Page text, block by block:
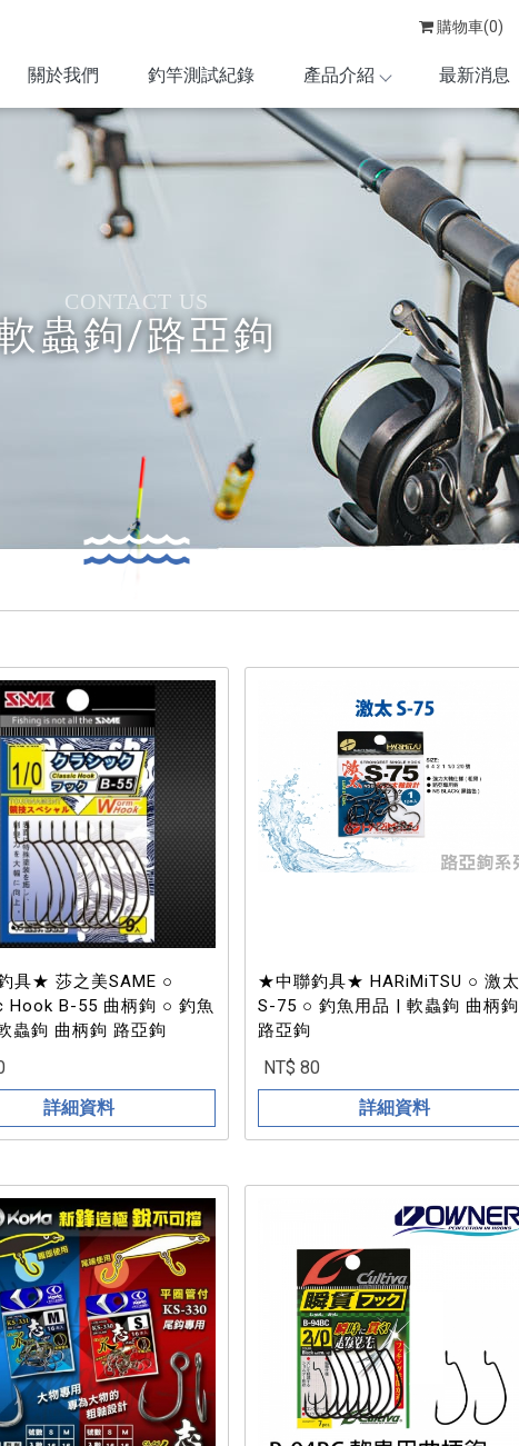
關於我們 釣竿測試紀錄 產品介紹 最新消息
購物車(0)
蟲鉤/路亞鉤
美SAME ○
Hook B-55 曲柄鉤 ○ 釣魚
蟲鉤 曲柄鉤 路亞鉤
詳細資料
★中聯釣具★ HARiMiTSU ○ 激太
S-75 ○ 釣魚用品 | 軟蟲鉤 曲柄鉤
路亞鉤
NT$ 80
詳細資料